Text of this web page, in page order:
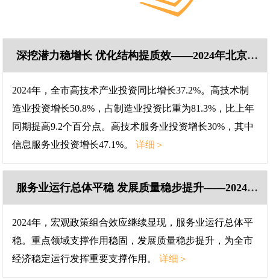
深挖潜力稳增长 优化结构提质效——2024年北京固定资产投资情况
2024年，全市高技术产业投资同比增长37.2%。高技术制
造业投资增长50.8%，占制造业投资比重为81.3%，比上年
同期提高9.2个百分点。高技术服务业投资增长30%，其中
信息服务业投资增长47.1%。详细＞
服务业运行总体平稳 发展质量稳步提升——2024年北京服务业运行情况解读
2024年，宏观政策组合效应继续显现，服务业运行总体平
稳。重点领域支撑作用稳固，发展质量稳步提升，为全市
经济稳定运行发挥重要支撑作用。详细＞